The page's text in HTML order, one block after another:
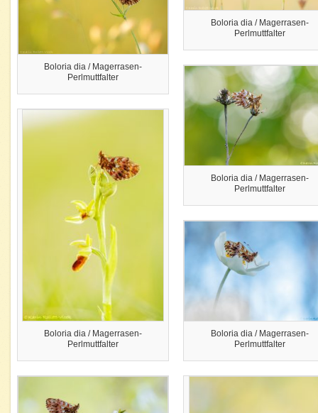
Boloria dia / Magerrasen-
Perlmuttfalter
Boloria dia / Magerrasen-
Perlmuttfalter
Boloria dia / Magerrasen-
Perlmuttfalter
Boloria dia / Magerrasen-
Perlmuttfalter
Boloria dia / Magerrasen-
Perlmuttfalter